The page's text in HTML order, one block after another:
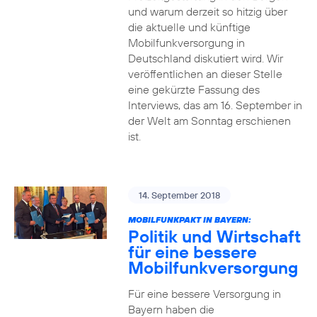
und warum derzeit so hitzig über
die aktuelle und künftige
Mobilfunkversorgung in
Deutschland diskutiert wird. Wir
veröffentlichen an dieser Stelle
eine gekürzte Fassung des
Interviews, das am 16. September in
der Welt am Sonntag erschienen
ist.
14. September 2018
MOBILFUNKPAKT IN BAYERN:
Politik und Wirtschaft
für eine bessere
Mobilfunkversorgung
Für eine bessere Versorgung in
Bayern haben die